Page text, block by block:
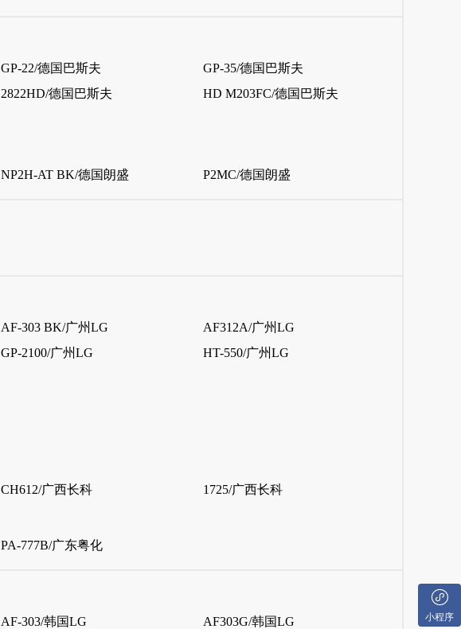
小程序
GP-22/德国巴斯夫
GP-35/德国巴斯夫
2822HD/德国巴斯夫
HD M203FC/德国巴斯夫
NP2H-AT BK/德国朗盛 P2MC/德国朗盛
AF-303 BK/广州LG
AF312A/广州LG
GP-2100/广州LG
HT-550/广州LG
CH612/广西长科
1725/广西长科
PA-777B/广东粤化
AF-303/韩国LG
AF303G/韩国LG